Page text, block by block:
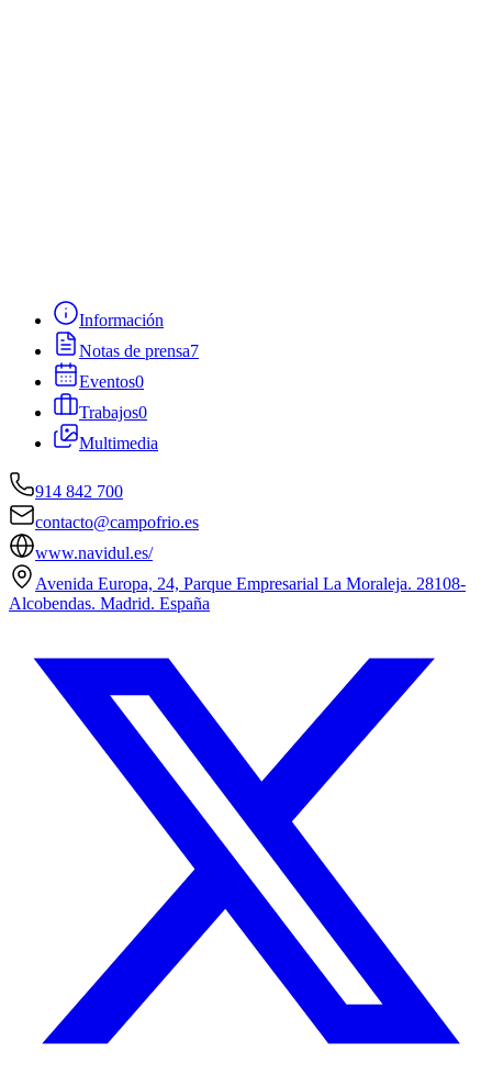
Información
Notas de prensa7
Eventos0
Trabajos0
Multimedia
914 842 700
contacto@campofrio.es
www.navidul.es/
Avenida Europa, 24, Parque Empresarial La Moraleja. 28108-
Alcobendas. Madrid. España